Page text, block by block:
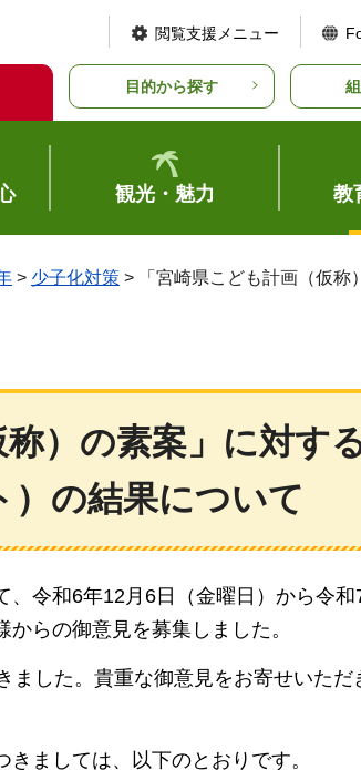
閲覧支援メニュー
目的から探す
観光・魅力 教
> 少子化対策 > 「宮崎県こども計画（仮称
称）の素案」に対す
）の結果について
、令和6年12月6日（金曜日）から令
らの御意見を募集しました。
した。貴重な御意見をお寄せいただ
ましては、以下のとおりです。